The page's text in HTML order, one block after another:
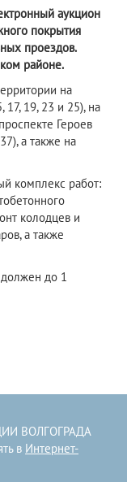
аукцион
покрытия
проездов.
районе.
на
19, 23 и 25), на
Героев
а также на
комплекс работ:
колодцев и
а также
до 1
ВОЛГОГРАДА
в Интернет-